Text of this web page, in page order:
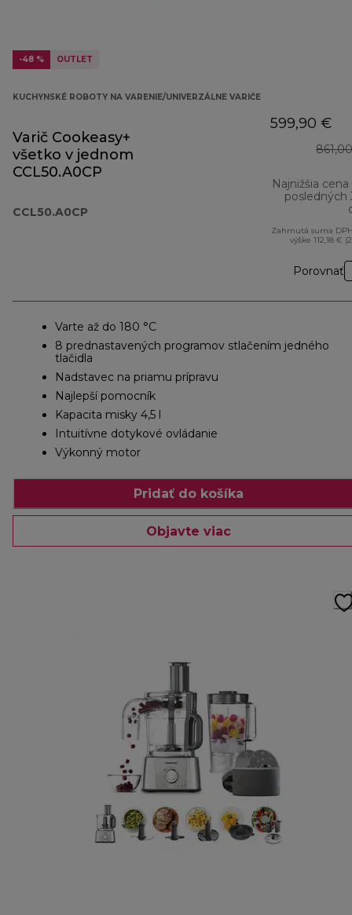
-48 % OUTLET
KUCHYNSKÉ ROBOTY NA VARENIE/UNIVERZÁLNE VARIČE
Varič Cookeasy+
všetko v jednom
CCL50.A0CP
CCL50.A0CP
599,90 €
Najnižšia cena
posledných
Zahrnutá suma
výške 112,18 €
Porovnať
Varte až do 180 °C
8 prednastavených programov stlačením jedného
tlačidla
Nadstavec na priamu prípravu
Najlepší pomocník
Kapacita misky 4,5 l
Intuitívne dotykové ovládanie
Výkonný motor
Pridať do košíka
Objavte viac